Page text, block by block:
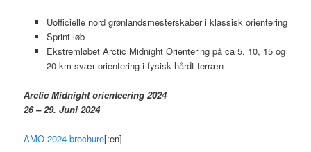
Uofficielle nord grønlandsmesterskaber i klassisk orientering
Sprint løb
Ekstremløbet Arctic Midnight Orientering på ca 5, 10, 15 og
20 km svær orientering i fysisk hårdt terræn
Arctic Midnight orienteering 2024
26 – 29. Juni 2024
AMO 2024 brochure[:en]